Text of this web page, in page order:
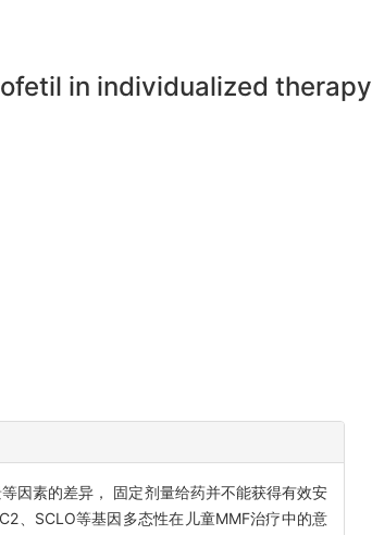
in individualized therapy
因素的差异， 固定剂量给药并不能获得有效安
、SCLO等基因多态性在儿童MMF治疗中的意